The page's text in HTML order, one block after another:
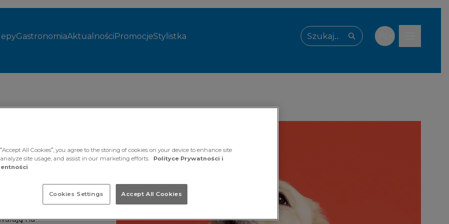
GastronomiaAktualnościPromocjeStylistka
Wpisz, czego szukasz
częściach
na
All Cookies”, you agree to the storing of cookies on your device to enhance site
site usage, and assist in our marketing efforts.
Polityce Prywatności i
Cookies Settings Accept All Cookies